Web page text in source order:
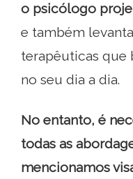
o psicólogo
e também
terapêuticas que
no seu dia a dia.
No entanto, é
todas as
mencionamos